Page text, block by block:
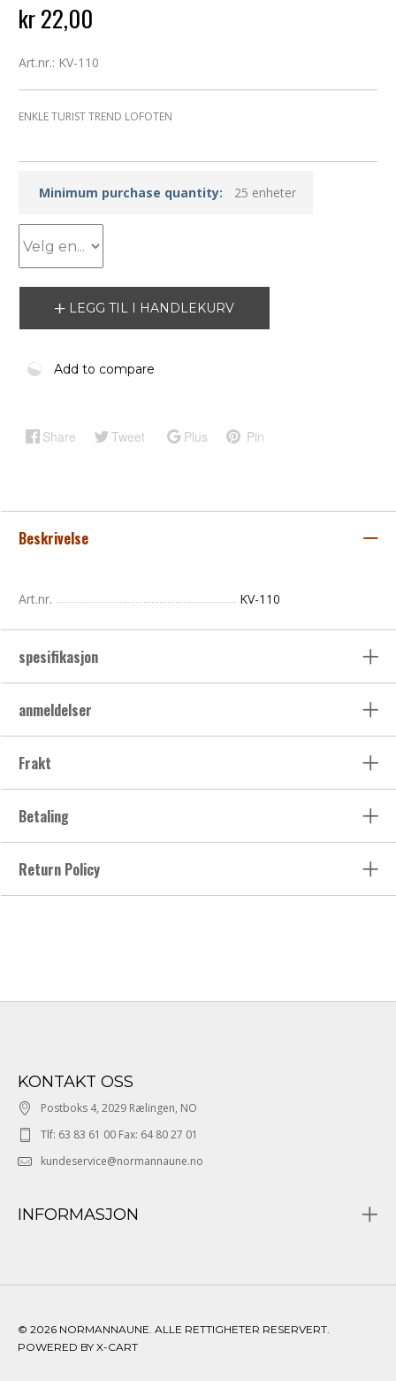
kr 22,00
Art.nr.: KV-110
ENKLE TURIST TREND LOFOTEN
Minimum purchase quantity: 25 enheter
LEGG TIL I HANDLEKURV
Add to compare
Share Tweet Plus Pin
Beskrivelse
Art.nr. KV-110
spesifikasjon
anmeldelser
Frakt
Betaling
Return Policy
KONTAKT OSS
Postboks 4, 2029 Rælingen, NO
Tlf: 63 83 61 00 Fax: 64 80 27 01
kundeservice@normannaune.no
INFORMASJON
© 2026 NORMANNAUNE. ALLE RETTIGHETER RESERVERT.
POWERED BY X-CART